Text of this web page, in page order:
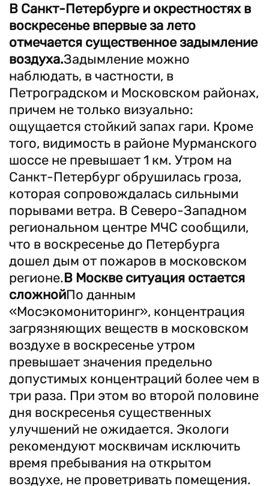
В Санкт-Петербурге и окрестностях в
воскресенье впервые за лето
отмечается существенное задымление
воздуха.Задымление можно
наблюдать, в частности, в
Петроградском и Московском районах,
причем не только визуально:
ощущается стойкий запах гари. Кроме
того, видимость в районе Мурманского
шоссе не превышает 1 км. Утром на
Санкт-Петербург обрушилась гроза,
которая сопровождалась сильными
порывами ветра. В Северо-Западном
региональном центре МЧС сообщили,
что в воскресенье до Петербурга
дошел дым от пожаров в московском
регионе.В Москве ситуация остается
сложнойПо данным
«Мосэкомониторинг», концентрация
загрязняющих веществ в московском
воздухе в воскресенье утром
превышает значения предельно
допустимых концентраций более чем в
три раза. При этом во второй половине
дня воскресенья существенных
улучшений не ожидается. Экологи
рекомендуют москвичам исключить
время пребывания на открытом
воздухе, не проветривать помещения.